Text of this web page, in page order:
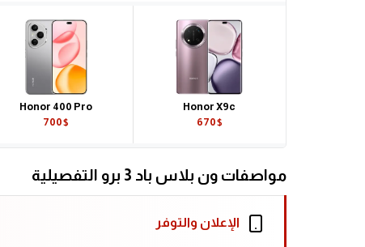
Honor X9c
670$
Honor 400 Pro
700$
مواصفات ون بلاس باد 3 برو التفصيلية
الإعلان والتوفر